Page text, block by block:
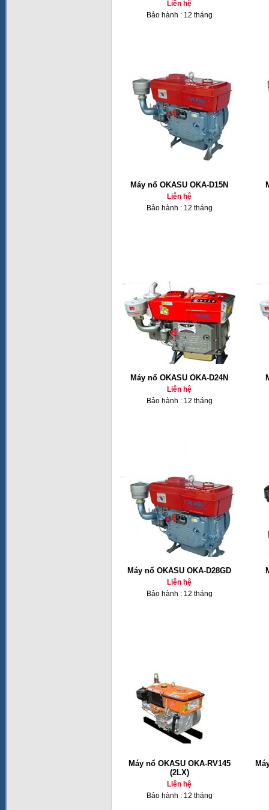
Liên hệ
Bảo hành : 12 tháng
Máy nổ OKASU OKA-D15N
Liên hệ
Bảo hành : 12 tháng
Máy nổ OKASU OKA-D24N
Liên hệ
Bảo hành : 12 tháng
Máy nổ OKASU OKA-D28GD
Liên hệ
Bảo hành : 12 tháng
Máy nổ OKASU OKA-RV145
(2LX)
Liên hệ
Bảo hành : 12 tháng